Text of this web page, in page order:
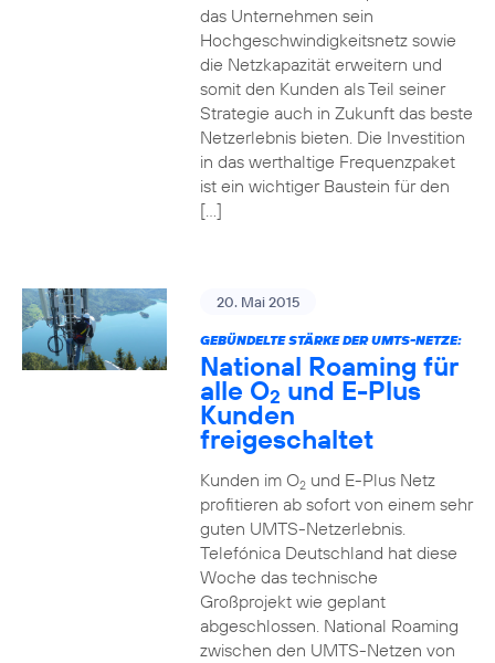
das Unternehmen sein
Hochgeschwindigkeitsnetz sowie
die Netzkapazität erweitern und
somit den Kunden als Teil seiner
Strategie auch in Zukunft das beste
Netzerlebnis bieten. Die Investition
in das werthaltige Frequenzpaket
ist ein wichtiger Baustein für den
[…]
20. Mai 2015
GEBÜNDELTE STÄRKE DER UMTS-NETZE:
National Roaming für
alle O2 und E-Plus
Kunden
freigeschaltet
Kunden im O2und E-Plus Netz
profitieren ab sofort von einem sehr
guten UMTS-Netzerlebnis.
Telefónica Deutschland hat diese
Woche das technische
Großprojekt wie geplant
abgeschlossen. National Roaming
zwischen den UMTS-Netzen von